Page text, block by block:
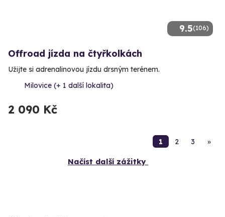
9.5(106)
Offroad jízda na čtyřkolkách
Užijte si adrenalinovou jízdu drsným terénem.
Milovice (+ 1 další lokalita)
2 090 Kč
1 2 3 »
Načíst další zážitky